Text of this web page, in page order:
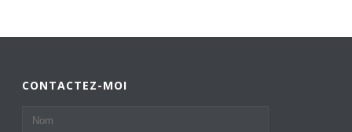
CONTACTEZ-MOI